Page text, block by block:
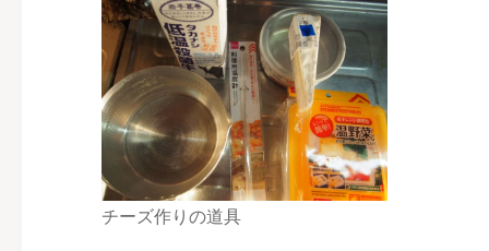
チーズ作りの道具